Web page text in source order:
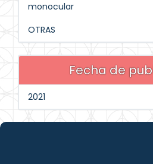
monocular
OTRAS
Fecha de
2021